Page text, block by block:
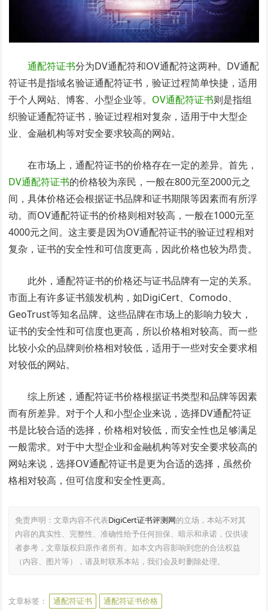
通配符证书分为DV通配符和OV通配符这两种。DV通配
符证书是指域名验证通配符证书，验证过程简单快捷，适用
于个人网站、博客、小型企业等。 OV通配符证书则是指组
织验证通配符证书，验证过程相对复杂，适用于中大型企
业、金融机构等对安全要求较高的网站。
在市场上，通配符证书的价格存在一定的差异。首先，
DV通配符证书的价格较为亲民，一般在800元至2000元之
间，具体价格还会根据证书品牌和证书期限等因素而有所浮
动。而OV通配符证书的价格则相对较高，一般在1000元至
4000元之间。这主要是因为OV通配符证书的验证过程相对
复杂，证书的安全性和可信度更高，因此价格也较为昂贵。
此外，通配符证书的价格还与证书品牌有一定的关系。
市面上有许多证书颁发机构，如DigiCert、Comodo、
GeoTrust等知名品牌。这些品牌在市场上的影响力较大，
证书的安全性和可信度也更高，所以价格相对较高。而一些
比较小众的品牌则价格相对较低，适用于一些对安全要求相
对较低的网站。
综上所述，通配符证书价格根据证书类型和品牌等因素
而有所差异。对于个人和小型企业来说，选择DV通配符证
书是比较合适的选择，价格相对较低，而安全性也足够满足
一般需求。对于中大型企业和金融机构等对安全要求较高的
网站来说，选择OV通配符证书是更为合适的选择，虽然价
格相对较高，但可信度和安全性更高。
免责声明：文章内容不代表DigiCert证书评测网的立场，本站不对其
内容的真实性、完整性、准确性给予任何担保、暗示和承诺，仅供读
者参考，文章版权归原作者所有。如本文内容影响到您的合法权益
（内容、图片等），请及时联系本站，我们会及时删除处理。
文章标签： 通配符证书 通配符证书价格